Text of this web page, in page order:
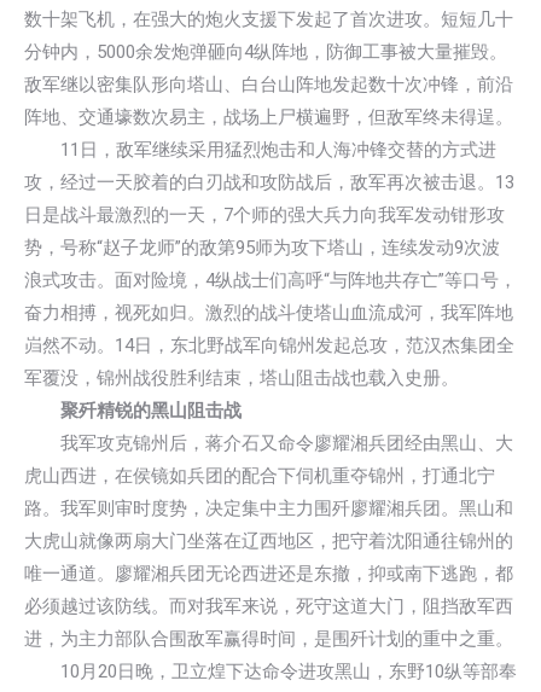
数十架飞机，在强大的炮火支援下发起了首次进攻。短短几十
分钟内，5000余发炮弹砸向4纵阵地，防御工事被大量摧毁。
敌军继以密集队形向塔山、白台山阵地发起数十次冲锋，前沿
阵地、交通壕数次易主，战场上尸横遍野，但敌军终未得逞。
11日，敌军继续采用猛烈炮击和人海冲锋交替的方式进
攻，经过一天胶着的白刃战和攻防战后，敌军再次被击退。13
日是战斗最激烈的一天，7个师的强大兵力向我军发动钳形攻
势，号称“赵子龙师”的敌第95师为攻下塔山，连续发动9次波
浪式攻击。面对险境，4纵战士们高呼“与阵地共存亡”等口号，
奋力相搏，视死如归。激烈的战斗使塔山血流成河，我军阵地
岿然不动。14日，东北野战军向锦州发起总攻，范汉杰集团全
军覆没，锦州战役胜利结束，塔山阻击战也载入史册。
聚歼精锐的黑山阻击战
我军攻克锦州后，蒋介石又命令廖耀湘兵团经由黑山、大
虎山西进，在侯镜如兵团的配合下伺机重夺锦州，打通北宁
路。我军则审时度势，决定集中主力围歼廖耀湘兵团。黑山和
大虎山就像两扇大门坐落在辽西地区，把守着沈阳通往锦州的
唯一通道。廖耀湘兵团无论西进还是东撤，抑或南下逃跑，都
必须越过该防线。而对我军来说，死守这道大门，阻挡敌军西
进，为主力部队合围敌军赢得时间，是围歼计划的重中之重。
10月20日晚，卫立煌下达命令进攻黑山，东野10纵等部奉